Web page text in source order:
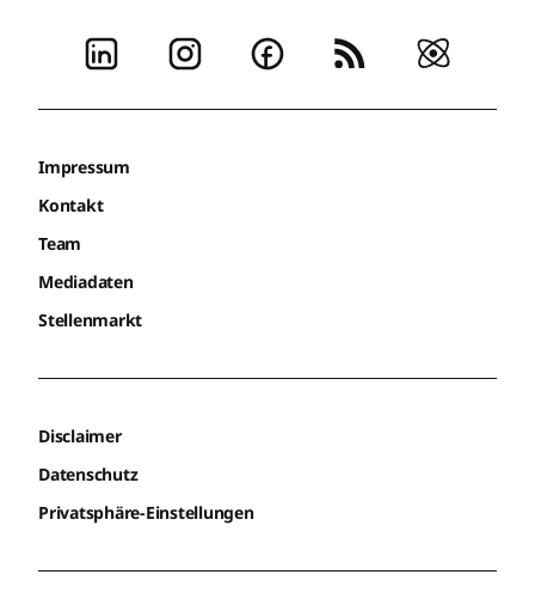
Impressum
Kontakt
Team
Mediadaten
Stellenmarkt
Disclaimer
Datenschutz
Privatsphäre-Einstellungen